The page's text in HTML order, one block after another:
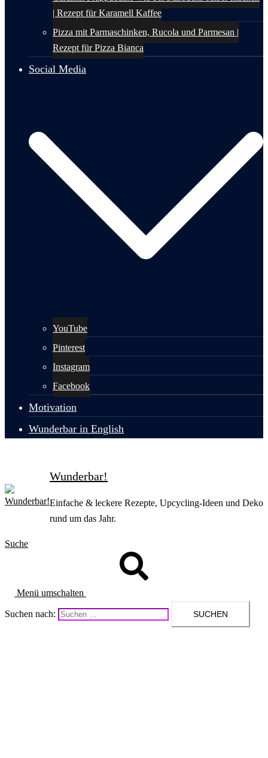
| Rezept für Karamell Kaffee
Pizza mit Parmaschinken, Rucola und Parmesan |
Rezept für Pizza Bianca
Social Media
YouTube
Pinterest
Instagram
Facebook
Motivation
Wunderbar in English
Wunderbar!
Einfache & leckere Rezepte, Upcycling-Ideen und Deko
rund um das Jahr.
Suche
Menü umschalten
Suchen nach: